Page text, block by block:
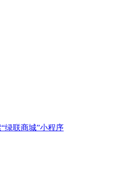
绿联商城”小程序